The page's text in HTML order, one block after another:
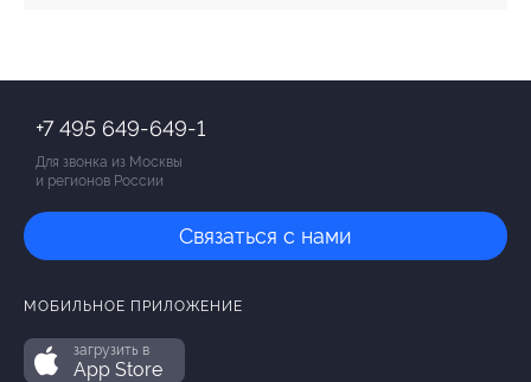
+7 495 649-649-1
Для звонка из Москвы
и регионов России
Связаться с нами
МОБИЛЬНОЕ ПРИЛОЖЕНИЕ
загрузить в
App Store